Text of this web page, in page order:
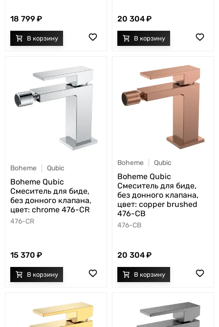
18 799 20 304
Boheme Qubic
Boheme Qubic
Смеситель для биде,
без донного клапана,
цвет: chrome 476-CR
476-CR
15 370
Boheme Qubic
Boheme Qubic
Смеситель для биде,
без донного клапана,
цвет: copper brushed
476-CB
476-CB
20 304